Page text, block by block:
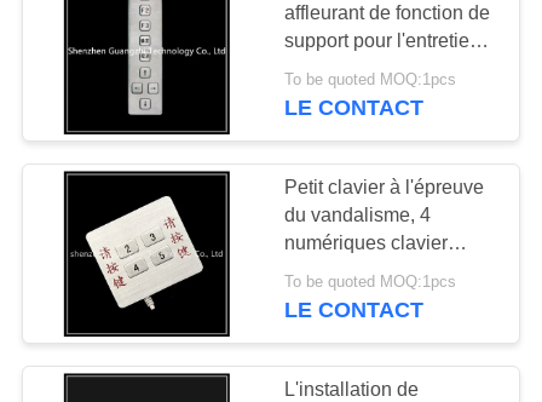
dispositif de
pointage Trackball
26
clavier étanche
affleurant de fonction de
support pour l'entretien
facile de contrôle
d'accès à l'épreuve du
To be quoted MOQ:1pcs
LE CONTACT
Petit clavier à l'épreuve
du vandalisme, 4
numériques clavier
principal avec
l'Usb/interface Ps2
To be quoted MOQ:1pcs
LE CONTACT
L'installation de